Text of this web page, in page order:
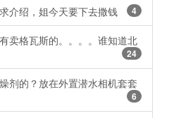
介绍，姐今天要下去撒钱 4
卖格瓦斯的。。。。谁知道北
24
剂的？放在外置潜水相机套套
6